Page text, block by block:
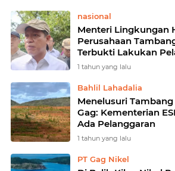
nasional
Menteri Lingkungan
Perusahaan
Terbukti Lakukan
1 tahun yang lalu
Bahlil Lahadalia
Menelusuri
Gag: Kementerian
Ada Pelanggaran
1 tahun yang lalu
PT Gag Nikel